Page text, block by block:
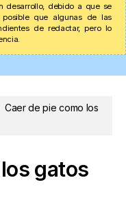
desarrollo, debido a que se
que algunas de las
de redactar, pero lo
Caer de pie como los
gatos